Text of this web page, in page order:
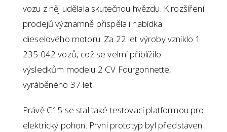
vozu z něj udělala skutečnou hvězdu. K rozšíření
prodejů významně přispěla i nabídka
dieselového motoru. Za 22 let výroby vzniklo 1
235 042 vozů, což se velmi přiblížilo
výsledkům modelu 2 CV Fourgonnette,
vyráběného 37 let.
Právě C15 se stal také testovací platformou pro
elektrický pohon. První prototyp byl představen